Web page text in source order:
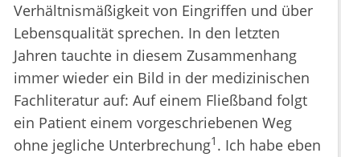
Verhältnismäßigkeit von Eingriffen und über
Lebensqualität sprechen. In den letzten
Jahren tauchte in diesem Zusammenhang
immer wieder ein Bild in der medizinischen
Fachliteratur auf: Auf einem Fließband folgt
ein Patient einem vorgeschriebenen Weg
ohne jegliche Unterbrechung1 . Ich habe eben